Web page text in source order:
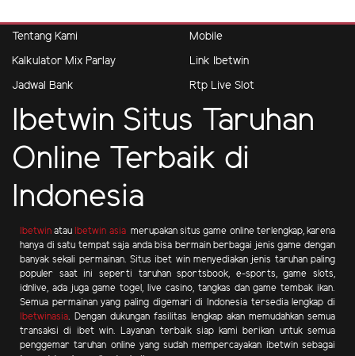
Tentang Kami
Mobile
Kalkulator Mix Parlay
Link Ibetwin
Jadwal Bank
Rtp Live Slot
Ibetwin Situs Taruhan
Online Terbaik di
Indonesia
Ibetwin atauIbetwin asiamerupakan situs game online terlengkap, karena
hanya di satu tempat saja anda bisa bermain berbagai jenis game dengan
banyak sekali permainan. Situs ibet win menyediakan jenis taruhan paling
populer saat ini seperti taruhan sportsbook, e-sports, game slots,
idnlive, ada juga game togel, live casino, tangkas dan game tembak ikan.
Semua permainan yang paling digemari di Indonesia tersedia lengkap di
Ibetwinasia. Dengan dukungan fasilitas lengkap akan memudahkan semua
transaksi di ibet win. Layanan terbaik siap kami berikan untuk semua
penggemar taruhan online yang sudah mempercayakan ibetwin sebagai